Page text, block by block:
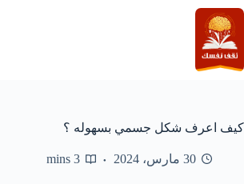
التجاوز
إلى
المحتوى
كيف اعرف شكل جسمي بسهوله ؟
30 مارس، 2024 3 mins